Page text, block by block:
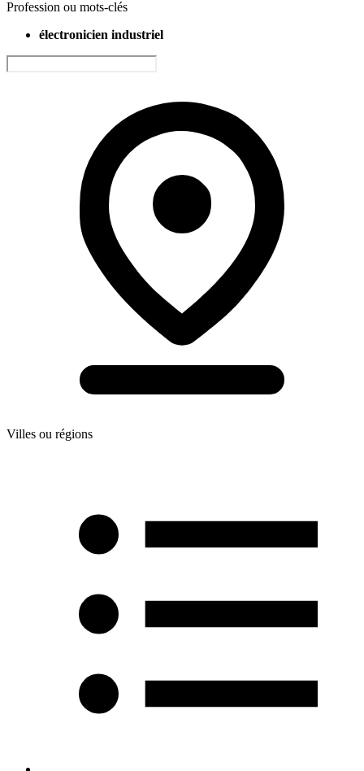
Profession ou mots-clés
électronicien industriel
Villes ou régions